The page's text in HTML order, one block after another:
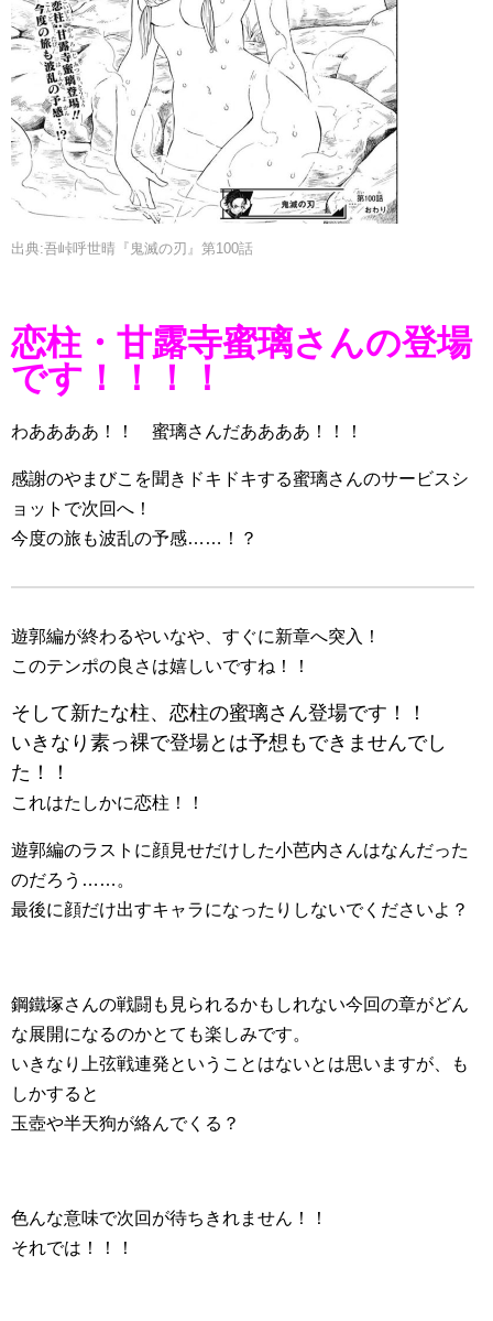
出典:吾峠呼世晴『鬼滅の刃』第100話
恋柱・甘露寺蜜璃さんの登場
です！！！！
わああああ！！ 蜜璃さんだああああ！！！
感謝のやまびこを聞きドキドキする蜜璃さんのサービスシ
ョットで次回へ！
今度の旅も波乱の予感……！？
遊郭編が終わるやいなや、すぐに新章へ突入！
このテンポの良さは嬉しいですね！！
そして新たな柱、恋柱の蜜璃さん登場です！！
いきなり素っ裸で登場とは予想もできませんでし
た！！
これはたしかに恋柱！！
遊郭編のラストに顔見せだけした小芭内さんはなんだった
のだろう……。
最後に顔だけ出すキャラになったりしないでくださいよ？
鋼鐵塚さんの戦闘も見られるかもしれない今回の章がどん
な展開になるのかとても楽しみです。
いきなり上弦戦連発ということはないとは思いますが、も
しかすると
玉壺や半天狗が絡んでくる？
色んな意味で次回が待ちきれません！！
それでは！！！